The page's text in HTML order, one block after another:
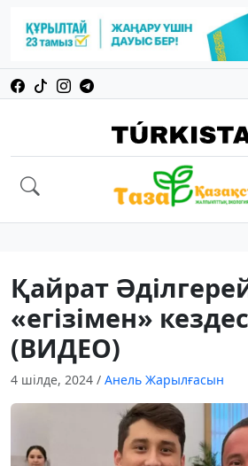
Қайрат
«егізімен»
(ВИДЕО)
4 шілде, 2024 / Анель Жарылғасын